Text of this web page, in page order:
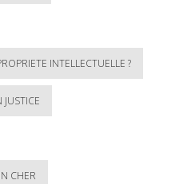
INTELLECTUELLE ?
CHER